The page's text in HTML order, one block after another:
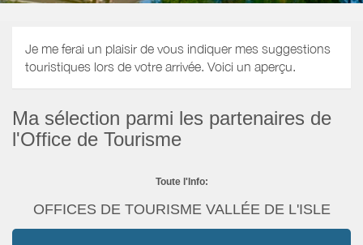
Je me ferai un plaisir de vous indiquer mes suggestions
touristiques lors de votre arrivée. Voici un aperçu.
Ma sélection parmi les partenaires de
l'Office de Tourisme
Toute l'Info:
OFFICES DE TOURISME VALLÉE DE L'ISLE